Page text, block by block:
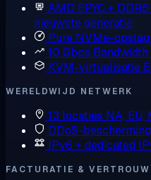
AMD EPYC + DDR5
nieuwste generatie
Pure NVMe-opslag
10 Gbps Bandwidth
KVM-virtualisatie
WERELDWIJD NETWERK
13 locaties NA, EU,
DDoS-bescherming
IPv6 + dedicated
FACTURATIE &